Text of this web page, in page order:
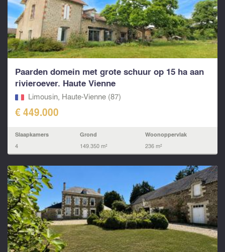
Paarden domein met grote schuur op 15 ha aan
rivieroever. Haute Vienne
Limousin, Haute-Vienne (87)
€ 449.000
Slaapkamers
4
Grond
149.350 m²
Woonoppervlak
236 m²